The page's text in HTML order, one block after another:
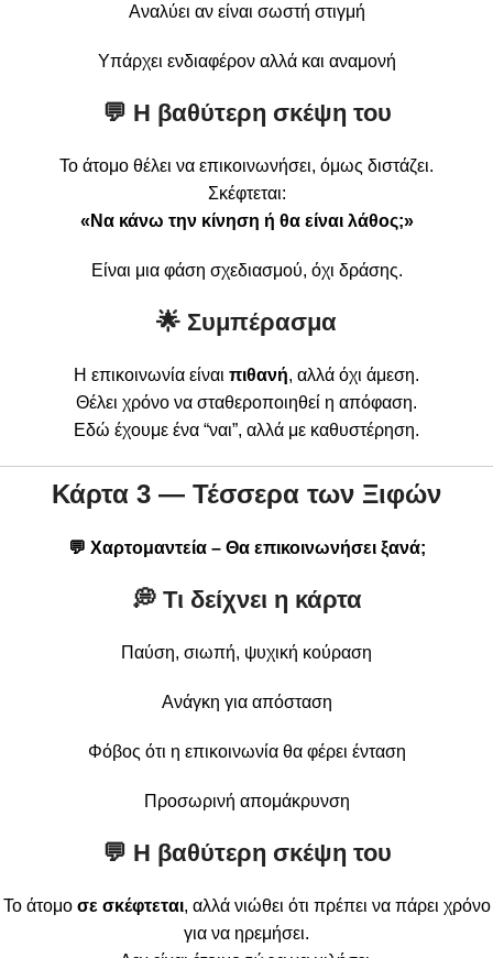
Αναλύει αν είναι σωστή στιγμή
Υπάρχει ενδιαφέρον αλλά και αναμονή
💬 Η βαθύτερη σκέψη του
Το άτομο θέλει να επικοινωνήσει, όμως διστάζει.
Σκέφτεται:
«Να κάνω την κίνηση ή θα είναι λάθος;»
Είναι μια φάση σχεδιασμού, όχι δράσης.
🌟 Συμπέρασμα
Η επικοινωνία είναι πιθανή, αλλά όχι άμεση.
Θέλει χρόνο να σταθεροποιηθεί η απόφαση.
Εδώ έχουμε ένα “ναι”, αλλά με καθυστέρηση.
Κάρτα 3 — Τέσσερα των Ξιφών
💬 Χαρτομαντεία – Θα επικοινωνήσει ξανά;
💭 Τι δείχνει η κάρτα
Παύση, σιωπή, ψυχική κούραση
Ανάγκη για απόσταση
Φόβος ότι η επικοινωνία θα φέρει ένταση
Προσωρινή απομάκρυνση
💬 Η βαθύτερη σκέψη του
Το άτομο σε σκέφτεται, αλλά νιώθει ότι πρέπει να πάρει χρόνο
για να ηρεμήσει.